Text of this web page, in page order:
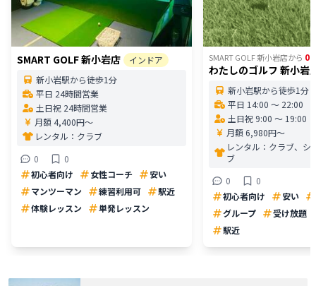
SMART GOLF 新小岩店
インドア
新小岩駅から徒歩1分
平日 24時間営業
土日祝 24時間営業
月額 4,400円〜
レンタル： クラブ
0
0
初心者向け
女性コーチ
安い
マンツーマン
練習利用可
駅近
体験レッスン
単発レッスン
SMART GOLF 新小岩店から
わたしのゴルフ 新小岩
新小岩駅から徒歩1分
平日 14:00 〜 22:00
土日祝 9:00 〜 19:00
月額 6,980円〜
レンタル： クラブ、シ
ブ
0
0
初心者向け
安い
グループ
受け放題
駅近